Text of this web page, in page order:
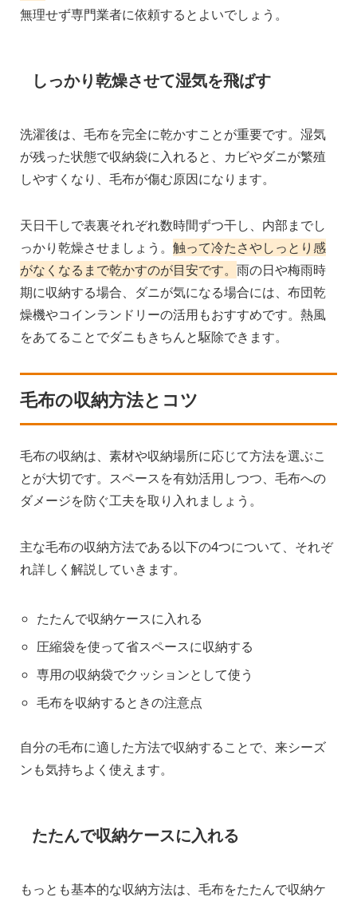
無理せず専門業者に依頼するとよいでしょう。
しっかり乾燥させて湿気を飛ばす
洗濯後は、毛布を完全に乾かすことが重要です。湿気
が残った状態で収納袋に入れると、カビやダニが繁殖
しやすくなり、毛布が傷む原因になります。
天日干しで表裏それぞれ数時間ずつ干し、内部までし
っかり乾燥させましょう。 触って冷たさやしっとり感
がなくなるまで乾かすのが目安です。 雨の日や梅雨時
期に収納する場合、ダニが気になる場合には、布団乾
燥機やコインランドリーの活用もおすすめです。熱風
をあてることでダニもきちんと駆除できます。
毛布の収納方法とコツ
毛布の収納は、素材や収納場所に応じて方法を選ぶこ
とが大切です。スペースを有効活用しつつ、毛布への
ダメージを防ぐ工夫を取り入れましょう。
主な毛布の収納方法である以下の4つについて、それぞ
れ詳しく解説していきます。
たたんで収納ケースに入れる
圧縮袋を使って省スペースに収納する
専用の収納袋でクッションとして使う
毛布を収納するときの注意点
自分の毛布に適した方法で収納することで、来シーズ
ンも気持ちよく使えます。
たたんで収納ケースに入れる
もっとも基本的な収納方法は、毛布をたたんで収納ケ